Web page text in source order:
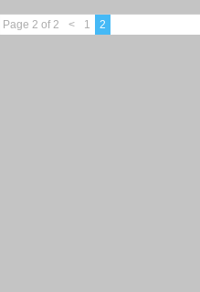
Page 2 of 2 < 1 2